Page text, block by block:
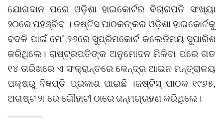
ଯୋଗଦାନ ପରେ ଓଡ଼ିଶା ହାଇକୋର୍ଟର ବିଚାରପତି ସଂଖ୍ୟା
୨୦ରେ ପହଞ୍ଚିବ । ଜଷ୍ଟିସ ପାଠକଙ୍କର ଓଡ଼ିଶା ହାଇକୋର୍ଟକୁ
ବଦଳି ପାଇଁ ମେ’ ୨୬ରେ ସୁପ୍ରିମକୋର୍ଟ କଲେଜିମୟ ସୁପାରିଶ
କରିଥିଲେ। ରାଷ୍ଟ୍ରପତିଙ୍କ ଅନୁମୋଦନ ମିଳିବା ପରେ ଗତ
୧୪ ତାରିଖରେ ଏ ସଂକ୍ରାନ୍ତରେ କେନ୍ଦ୍ର ଆଇନ ମନ୍ତ୍ରାଳୟ
ପକ୍ଷରୁ ବିଜ୍ଞପ୍ତି ପ୍ରକାଶ ପାଇଛି ।ଜଷ୍ଟିସ୍‌ ପାଠକ ୧୯୬୫,
ଅଗଷ୍ଟ ୨୮ରେ ଗୌହାଟୀ ଠାରେ ଜନ୍ମଗ୍ରହଣ କରିଥିଲେ।